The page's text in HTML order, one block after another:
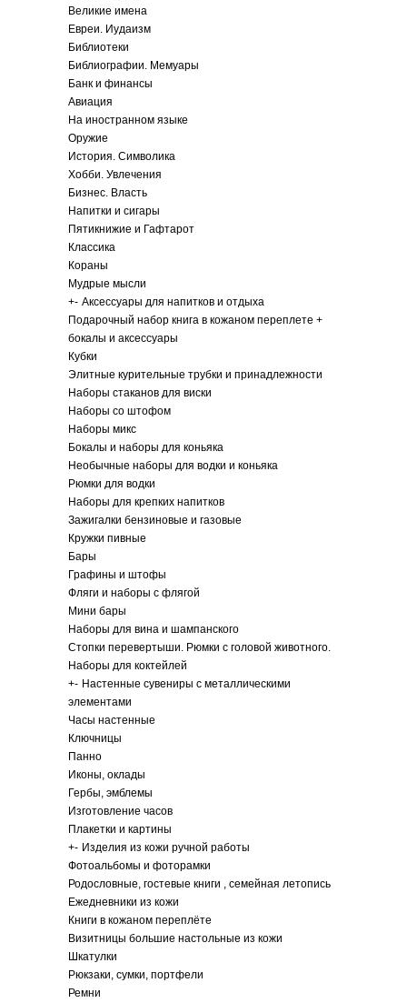
Великие имена
Евреи. Иудаизм
Библиотеки
Библиографии. Мемуары
Банк и финансы
Авиация
На иностранном языке
Оружие
История. Символика
Хобби. Увлечения
Бизнес. Власть
Напитки и сигары
Пятикнижие и Гафтарот
Классика
Кораны
Мудрые мысли
+- Аксессуары для напитков и отдыха
Подарочный набор книга в кожаном переплете +
бокалы и аксессуары
Кубки
Элитные курительные трубки и принадлежности
Наборы стаканов для виски
Наборы со штофом
Наборы микс
Бокалы и наборы для коньяка
Необычные наборы для водки и коньяка
Рюмки для водки
Наборы для крепких напитков
Зажигалки бензиновые и газовые
Кружки пивные
Бары
Графины и штофы
Фляги и наборы с флягой
Мини бары
Наборы для вина и шампанского
Стопки перевертыши. Рюмки с головой животного.
Наборы для коктейлей
+- Настенные сувениры с металлическими
элементами
Часы настенные
Ключницы
Панно
Иконы, оклады
Гербы, эмблемы
Изготовление часов
Плакетки и картины
+- Изделия из кожи ручной работы
Фотоальбомы и фоторамки
Родословные, гостевые книги , семейная летопись
Ежедневники из кожи
Книги в кожаном переплёте
Визитницы большие настольные из кожи
Шкатулки
Рюкзаки, сумки, портфели
Ремни